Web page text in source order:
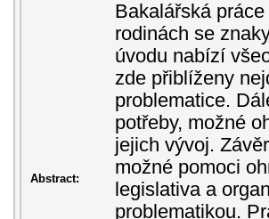
Abstract:
Bakalářská
rodinách se
úvodu nabízí
zde přiblíženy
problematice.
potřeby, možné
jejich vývoj.
možné pomoci
legislativa a
problematikou.